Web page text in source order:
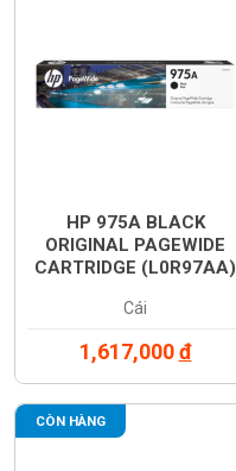
HP 975A BLACK
ORIGINAL PAGEWIDE
CARTRIDGE (L0R97AA)
Cái
1,617,000đ
CÒN HÀNG